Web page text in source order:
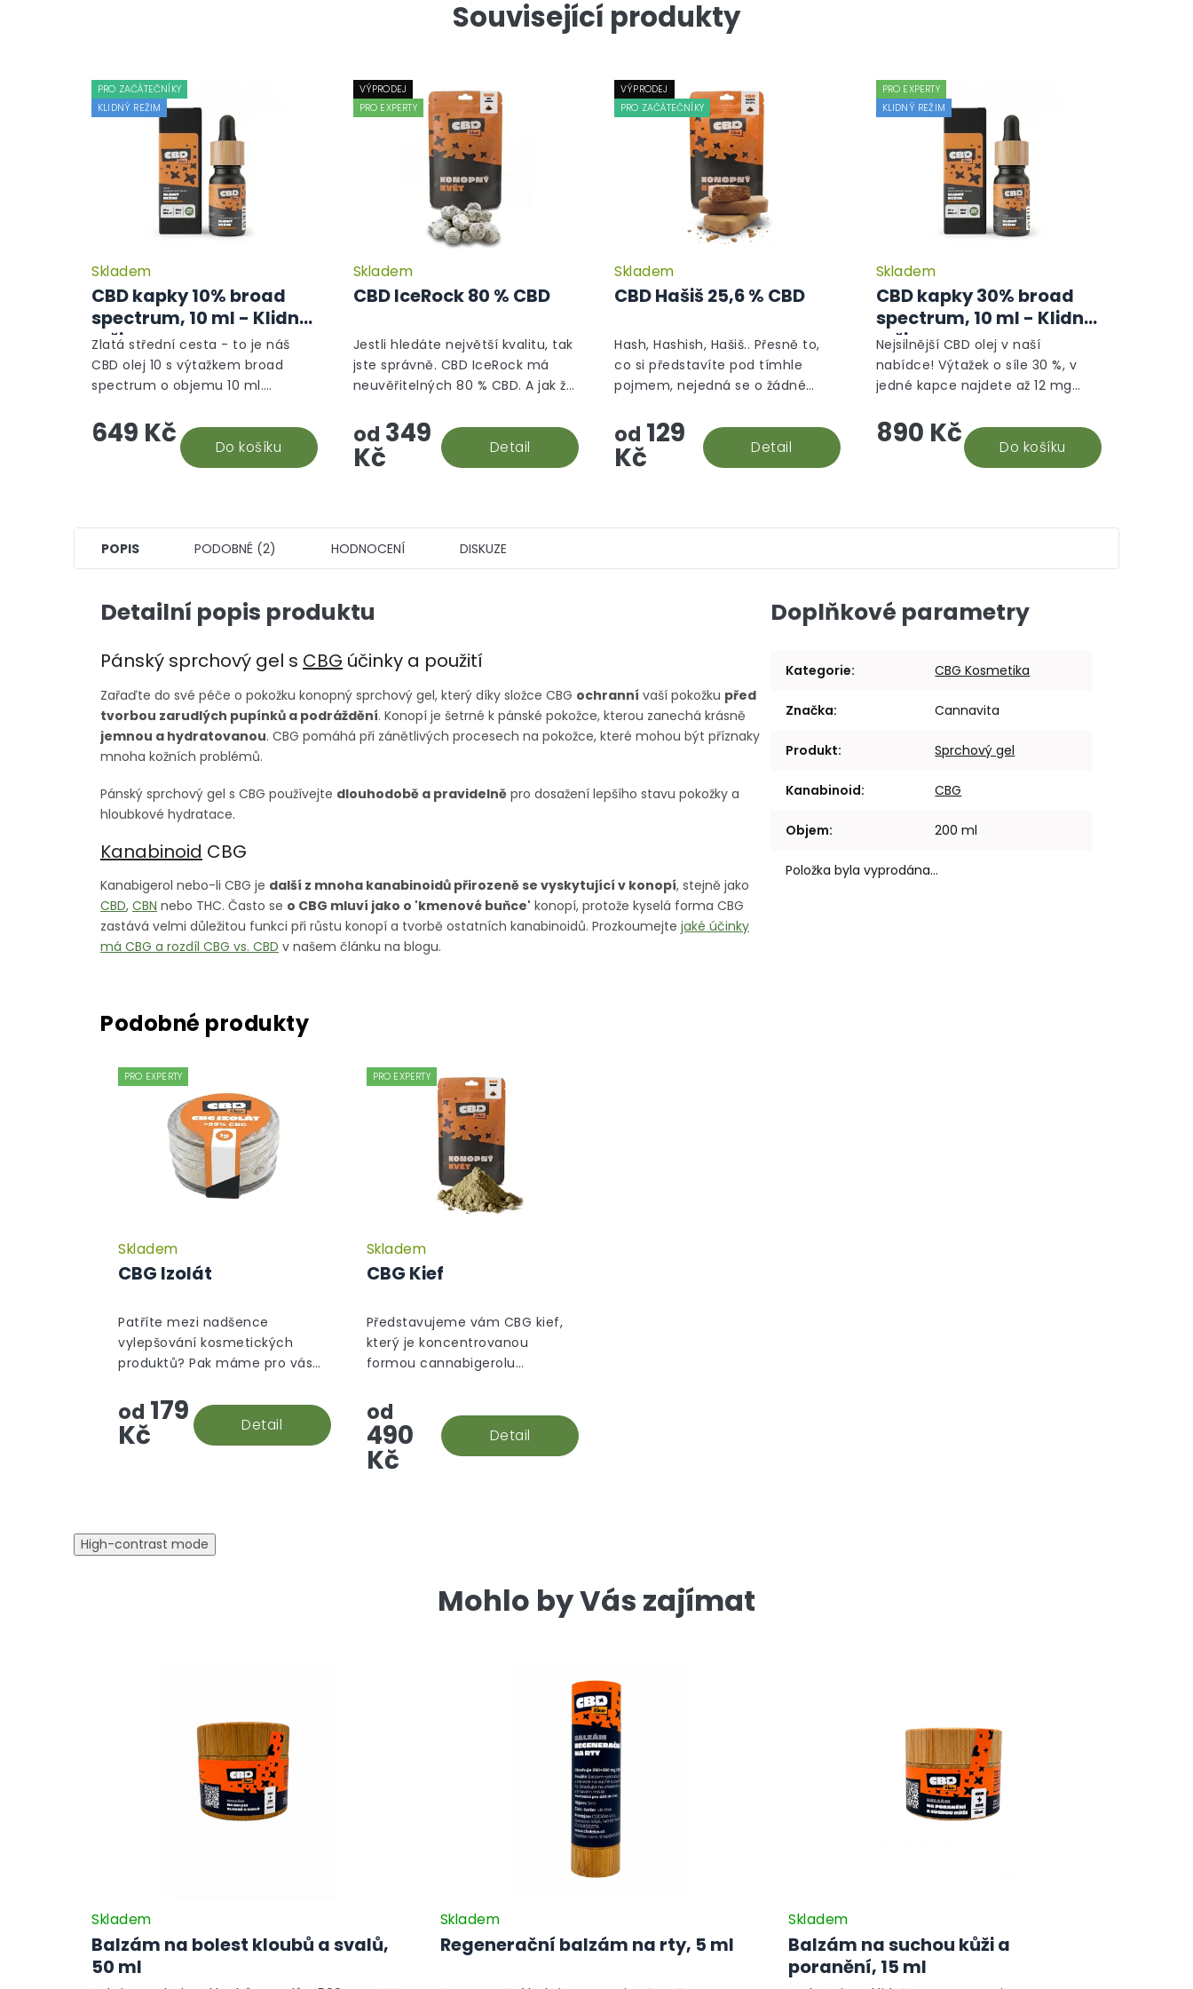
Související produkty
PRO ZAČÁTEČNÍKY
KLIDNÝ REŽIM
CBD kapky 10% broad
spectrum, 10 ml - Klidný
režim
Skladem
649 Kč Do košíku
Zlatá střední cesta - to je náš
CBD olej 10 s výtažkem broad
spectrum o objemu 10 ml.
stravy, který vám efektivně
pomůže. Snadná aplikace a...
VÝPRODEJ
PRO EXPERTY
CBD IceRock 80 % CBD
Průměrné
hodnocení
produktu
hvězdiček.
Skladem
od 349
Kč Detail
Jestli hledáte největší kvalitu, tak
jste správně. CBD IceRock má
neuvěřitelných 80 % CBD. A jak že
ponoří do konopného extraktu,
který se následně...
VÝPRODEJ
PRO ZAČÁTEČNÍKY
CBD Hašiš 25,6 % CBD
Průměrné
hodnocení
produktu
hvězdiček.
Skladem
od 129
Kč Detail
Hash, Hashish, Hašiš.. Přesně to,
co si představíte pod tímhle
pojmem, nejedná se o žádné
prostě hašiš v jeho CBD podobě.
PRO EXPERTY
KLIDNÝ REŽIM
CBD kapky 30% broad
spectrum, 10 ml - Klidný
režim
Skladem
890 Kč Do košíku
Nejsilnější CBD olej v naší
nabídce! Výtažek o síle 30 %, v
jedné kapce najdete až 12 mg
stálých odběratelů 30% CBD oleje,
vyhodnocujeme tento...
POPIS PODOBNÉ (2) HODNOCENÍ DISKUZE
Detailní popis produktu
Pánský sprchový gel s CBG účinky a použití
Zařaďte do své péče o pokožku konopný sprchový gel, který díky složce CBG ochranní vaší pokožku před
tvorbou zarudlých pupínků a podráždění. Konopí je šetrné k pánské pokožce, kterou zanechá krásně
jemnou a hydratovanou. CBG pomáhá při zánětlivých procesech na pokožce, které mohou být příznaky
mnoha kožních problémů.
Pánský sprchový gel s CBG používejte dlouhodobě a pravidelně pro dosažení lepšího stavu pokožky a
hloubkové hydratace.
Kanabinoid CBG
Kanabigerol nebo-li CBG je další z mnoha kanabinoidů přirozeně se vyskytující v konopí, stejně jako
CBD, CBN nebo THC. Často se o CBG mluví jako o 'kmenové buňce' konopí, protože kyselá forma CBG
zastává velmi důležitou funkci při růstu konopí a tvorbě ostatních kanabinoidů. Prozkoumejte jaké účinky
má CBG a rozdíl CBG vs. CBD v našem článku na blogu.
Doplňkové parametry
Kategorie: CBG Kosmetika
Značka: Cannavita
Produkt: Sprchový gel
Kanabinoid: CBG
Objem: 200 ml
Položka byla vyprodána…
PRO EXPERTY
CBG Izolát
Skladem
od 179
Kč Detail
Patříte mezi nadšence
vylepšování kosmetických
produktů? Pak máme pro vás
CBG izolátu! S čistotou přes 99
% vám poskytujeme špičkový
produkt, který...
PRO EXPERTY
CBG Kief
Skladem
od
490
Kč
Detail
Představujeme vám CBG kief,
který je koncentrovanou
formou cannabigerolu
trichomů - kulatých výčnělků
na samičích konopných
rostlinách. Tyto...
High-contrast mode
Mohlo by Vás zajímat
Balzám na bolest kloubů a svalů,
50 ml
Skladem
Regenerační balzám na rty, 5 ml
Skladem
Balzám na suchou kůži a
poranění, 15 ml
Skladem